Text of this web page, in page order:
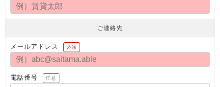
ご連絡先
メールアドレス 必須
電話番号 任意